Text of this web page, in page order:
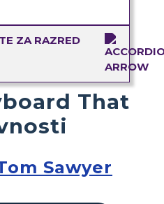
ZA RAZRED
That
Sawyer